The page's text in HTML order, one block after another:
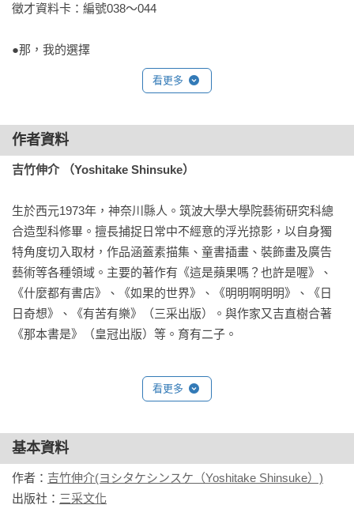
★超人氣插畫家自寫自畫，達成創作新高度。
★對人事物的細微觀察力，隨時隨地深度思考。
★培養正能量的價值觀，解決生活的各種焦慮。
【隨書特典】才華洋溢工作證貼紙
1.寫上姓名與職稱，方框內的圖片可選上方貼紙自由更換。
3.尺寸：12x16.5公分
【吉竹伸介的趣味工作占卜】
10秒測出，你適合怎樣的工作？
說不定能幫你找到人生方向喔！
網址連結
徵才資料卡：編號038～044
●那，我的選擇
看更多
作者資料
吉竹伸介 （Yoshitake Shinsuke）
生於西元1973年，神奈川縣人。筑波大學大學院藝術研究科總
合造型科修畢。擅長捕捉日常中不經意的浮光掠影，以自身獨
特角度切入取材，作品涵蓋素描集、童書插畫、裝飾畫及廣告
藝術等各種領域。主要的著作有《這是蘋果嗎？也許是喔》、
《什麼都有書店》、《如果的世界》、《明明啊明明》、《日
日奇想》、《有苦有樂》（三采出版）。與作家又吉直樹合著
《那本書是》（皇冠出版）等。育有二子。
看更多
基本資料
作者： 吉竹伸介(ヨシタケシンスケ（Yoshitake Shinsuke）)
出版社： 三采文化